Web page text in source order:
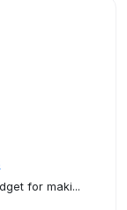
for maki...